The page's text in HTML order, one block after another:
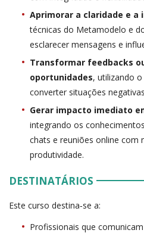
Aprimorar a claridade e a
técnicas do Metamodelo e
esclarecer mensagens e
Transformar feedbacks
oportunidades, utilizando
converter situações
Gerar impacto imediato
integrando os
chats e reuniões online com
produtividade.
DESTINATÁRIOS
Este curso destina‑se a:
Profissionais que